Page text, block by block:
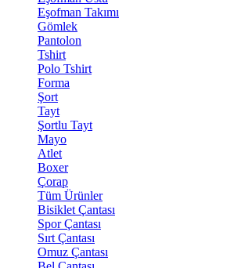
Eşofman Takımı
Gömlek
Pantolon
Tshirt
Polo Tshirt
Forma
Şort
Tayt
Şortlu Tayt
Mayo
Atlet
Boxer
Çorap
Tüm Ürünler
Bisiklet Çantası
Spor Çantası
Sırt Çantası
Omuz Çantası